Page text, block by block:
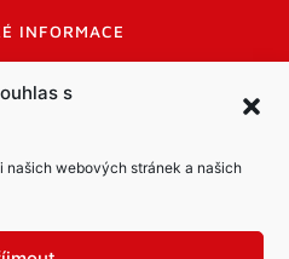
s
webových stránek a našich
INFORMACE
DISKUTUJÍCÍCH
MANUÁL